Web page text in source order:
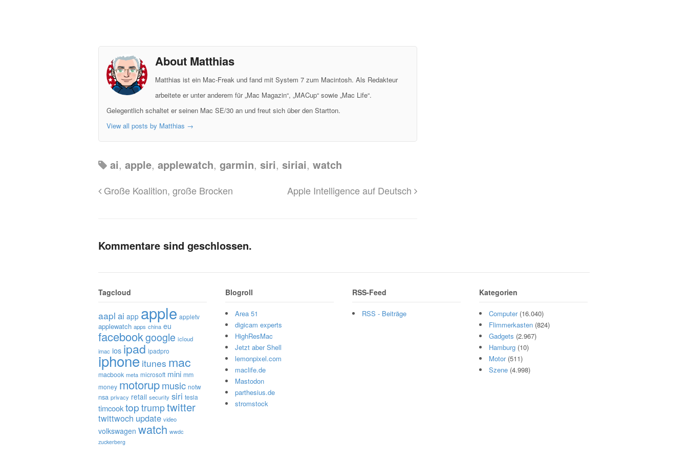
About Matthias
Matthias ist ein Mac-Freak und fand mit System 7 zum Macintosh. Als Redakteur
arbeitete er unter anderem für „Mac Magazin“, „MACup“ sowie „Mac Life“.
Gelegentlich schaltet er seinen Mac SE/30 an und freut sich über den Startton.
View all posts by Matthias →
ai, apple, applewatch, garmin, siri, siriai, watch
Große Koalition, große Brocken Apple Intelligence auf Deutsch
Kommentare sind geschlossen.
Tagcloud
aapl ai app apple appletv
applewatch apps china eu
facebookgoogle icloud
imac ios ipad ipadpro
iphone itunes mac
macbook meta microsoft mini mm
money motorupmusic notw
nsa privacy retail security siri tesla
timcooktop trumptwitter
twittwoch update video
volkswagen watch wwdc
zuckerberg
Blogroll
Area 51
digicam experts
HighResMac
Jetzt aber Shell
lemonpixel.com
maclife.de
Mastodon
parthesius.de
stromstock
RSS-Feed
RSS - Beiträge
Kategorien
Computer(16.040)
Flimmerkasten (824)
Gadgets (2.967)
Hamburg (10)
Motor(511)
Szene (4.998)